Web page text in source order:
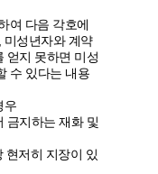
여 다음 각호에
미성년자와 계약
얻지 못하면 미성
수 있다는 내용
우
금지하는 재화 및
현저히 지장이 있